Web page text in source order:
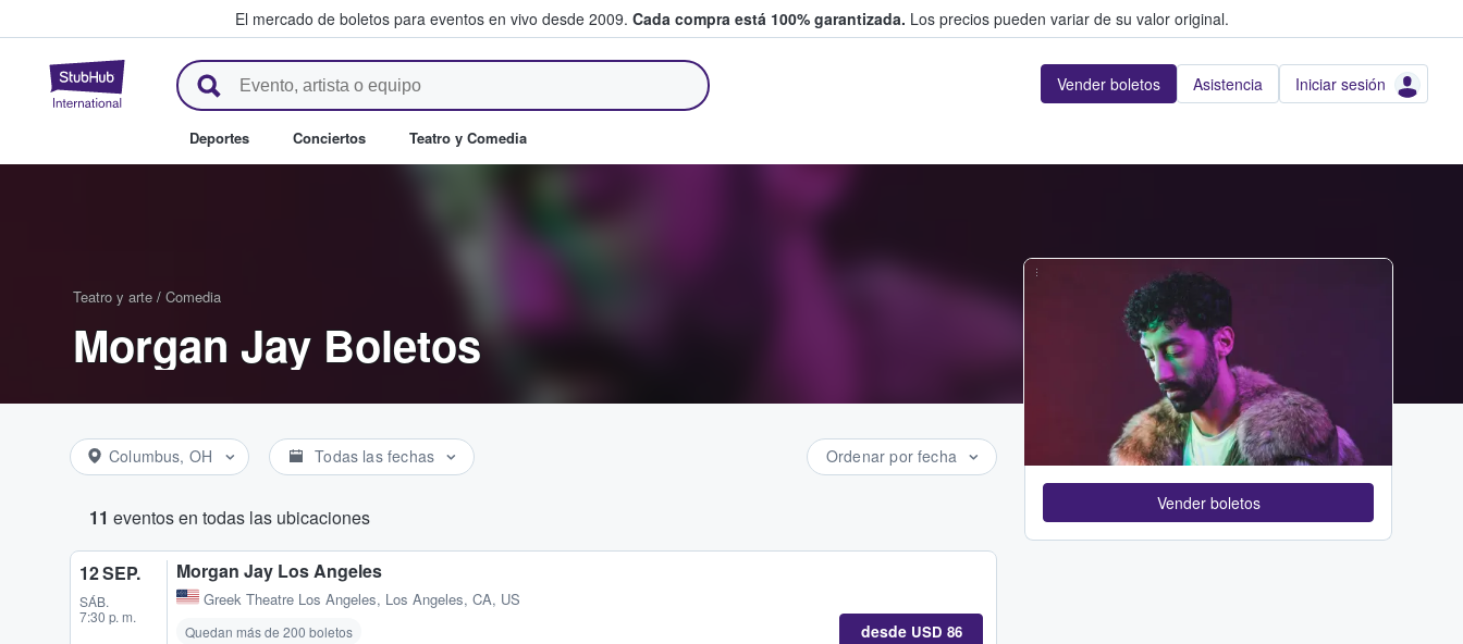
El mercado de boletos para eventos en vivo desde 2009. Cada compra está 100% garantizada. Los precios pueden variar de su valor original.
StubHub: donde los fans compran y venden boletos Vender boletos Asistencia Iniciar sesión
Deportes Conciertos Teatro y Comedia
Teatro y arte / Comedia
Morgan Jay Boletos
Columbus, OH Todas las fechas Ordenar por fecha
11 eventos en todas las ubicaciones
12 SEP.
SÁB.
7:30 p. m.
Morgan Jay Los Angeles
Greek Theatre Los Angeles, Los Angeles, CA, US
Quedan más de 200 boletos desde USD 86
...
Vender boletos